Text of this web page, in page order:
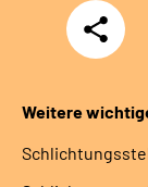
Teilen
Weitere